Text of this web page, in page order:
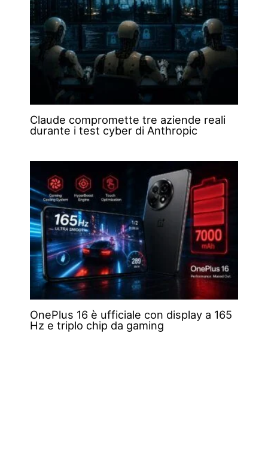
Claude compromette tre aziende reali
durante i test cyber di Anthropic
OnePlus 16 è ufficiale con display a 165
Hz e triplo chip da gaming